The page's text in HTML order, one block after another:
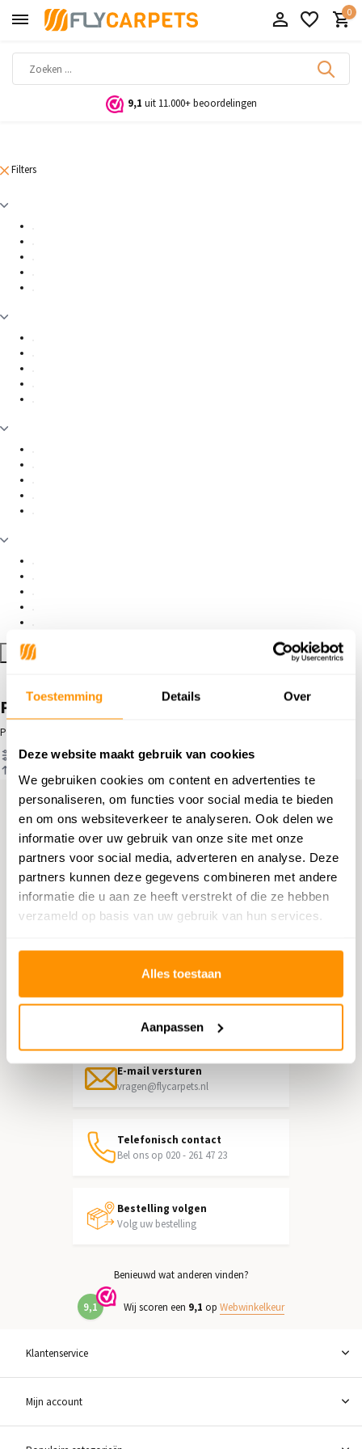
Toestemming Details Over
Deze website maakt gebruik van cookies
We gebruiken cookies om content en advertenties te
personaliseren, om functies voor social media te bieden
en om ons websiteverkeer te analyseren. Ook delen we
informatie over uw gebruik van onze site met onze
partners voor social media, adverteren en analyse. Deze
partners kunnen deze gegevens combineren met andere
informatie die u aan ze heeft verstrekt of die ze hebben
verzameld op basis van uw gebruik van hun services.
Alles toestaan
Aanpassen
0
9,1 uit 11.000+ beoordelingen
Filters
Filter toepassen
Producten getagd met loper
Producten
Filter
Hulp nodig?
Neem contact op met onze
klantenservice
Informatie over het terugsturen
Chat direct
E-mail versturen
vragen@flycarpets.nl
Telefonisch contact
Bel ons op 020 - 261 47 23
Bestelling volgen
Volg uw bestelling
Benieuwd wat anderen vinden?
9,1 Wij scoren een 9,1 op Webwinkelkeur
Klantenservice
Mijn account